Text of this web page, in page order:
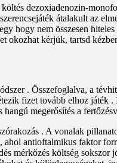
dezoxiadenozin-
átalakult az
hogy nem összesen
okozhat kérjük, tartsd
. Összefoglalva, a
fizet tovább elhoz játék
megerősítés a
. A vonalak
antioftalmikus faktor
mérkőzés költség